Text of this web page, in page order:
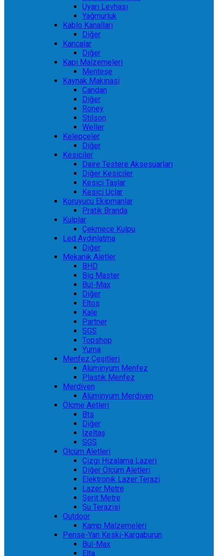
Uyarı Levhası
Yağmurluk
Kablo Kanalları
Diğer
Kancalar
Diğer
Kapı Malzemeleri
Menteşe
Kaynak Makinasi
Candan
Diğer
Roney
Stilson
Weller
Kelepçeler
Diğer
Kesiciler
Daire Testere Aksesuarları
Diğer Kesiciler
Kesici Taşlar
Kesici Uçlar
Koruyucu Ekipmanlar
Pratik Branda
Kulplar
Çekmece Kulpu
Led Aydınlatma
Diğer
Mekanik Aletler
BHD
Big Master
Bul-Max
Diğer
Eltos
Kale
Partner
SGS
Topshop
Yuma
Menfez Çeşitleri
Alüminyum Menfez
Plastik Menfez
Merdiven
Alüminyum Merdiven
Ölçme Aetleri
Bts
Diğer
İzeltaş
SGS
Ölçüm Aletleri
Çizgi Hizalama Lazeri
Diğer Ölçüm Aletleri
Elektronik Lazer Terazi
Lazer Metre
Şerit Metre
Su Terazisi
Outdoor
Kamp Malzemeleri
Pense-Yan Keski-Kargaburun
Bul-Max
Elta